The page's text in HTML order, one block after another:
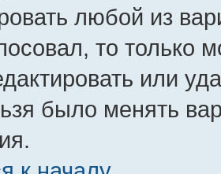
любой из
то только
или
было менять